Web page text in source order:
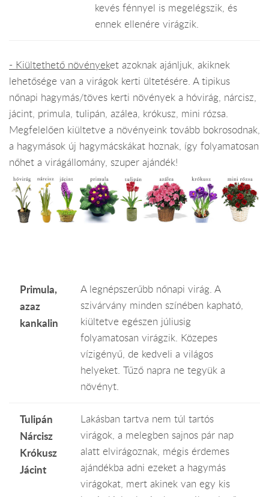
kevés fénnyel is megelégszik, és
ennek ellenére virágzik.
- Kiültethető növényeket azoknak ajánljuk, akiknek
lehetősége van a virágok kerti ültetésére. A tipikus
nőnapi hagymás/töves kerti növények a hóvirág, nárcisz,
jácint, primula, tulipán, azálea, krókusz, mini rózsa.
Megfelelően kiültetve a növényeink tovább bokrosodnak,
a hagymások új hagymácskákat hoznak, így folyamatosan
nőhet a virágállomány, szuper ajándék!
Primula,
azaz
kankalin
A legnépszerűbb nőnapi virág. A
szivárvány minden színében kapható,
kiültetve egészen júliusig
folyamatosan virágzik. Közepes
vízigényű, de kedveli a világos
helyeket. Tűző napra ne tegyük a
növényt.
Tulipán
Nárcisz
Krókusz
Jácint
Lakásban tartva nem túl tartós
virágok, a melegben sajnos pár nap
alatt elvirágoznak, mégis érdemes
ajándékba adni ezeket a hagymás
virágokat, mert akinek van egy kis